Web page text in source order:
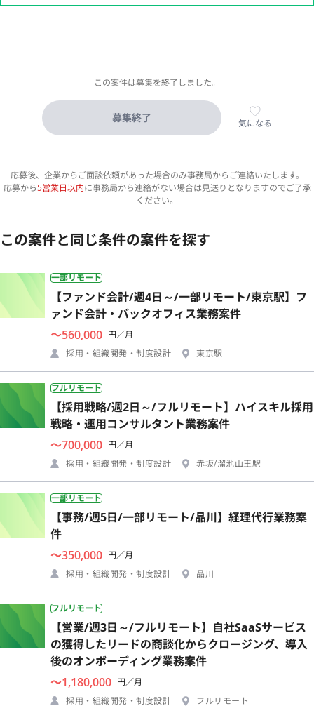
この案件は募集を終了しました。
募集終了 気になる
応募後、企業からご面談依頼があった場合のみ事務局からご連絡いたします。
応募から5営業日以内に事務局から連絡がない場合は見送りとなりますのでご了承
ください。
この案件と同じ条件の案件を探す
一部リモート
【ファンド会計/週4日～/一部リモート/東京駅】フ
ァンド会計・バックオフィス業務案件
〜560,000 円／月
採用・組織開発・制度設計
東京駅
フルリモート
【採用戦略/週2日～/フルリモート】ハイスキル採用
戦略・運用コンサルタント業務案件
〜700,000 円／月
採用・組織開発・制度設計
赤坂/溜池山王駅
一部リモート
【事務/週5日/一部リモート/品川】経理代行業務案
件
〜350,000 円／月
採用・組織開発・制度設計
品川
フルリモート
【営業/週3日～/フルリモート】自社SaaSサービス
の獲得したリードの商談化からクロージング、導入
後のオンボーディング業務案件
〜1,180,000 円／月
採用・組織開発・制度設計
フルリモート